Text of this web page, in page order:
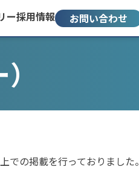
ー採用情報 お問い合わせ
の掲載を行っておりました。